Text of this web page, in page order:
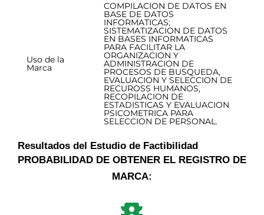
Uso de la
Marca
COMPILACION DE DATOS EN
BASE DE DATOS
INFORMATICAS;
SISTEMATIZACION DE DATOS
EN BASES INFORMATICAS
PARA FACILITAR LA
ORGANIZACION Y
ADMINISTRACION DE
PROCESOS DE BUSQUEDA,
EVALUACION Y SELECCION DE
RECUROSS HUMANOS,
RECOPILACION DE
ESTADISTICAS Y EVALUACION
PSICOMETRICA PARA
SELECCION DE PERSONAL.
Resultados del Estudio de Factibilidad
PROBABILIDAD DE OBTENER EL REGISTRO DE
MARCA: